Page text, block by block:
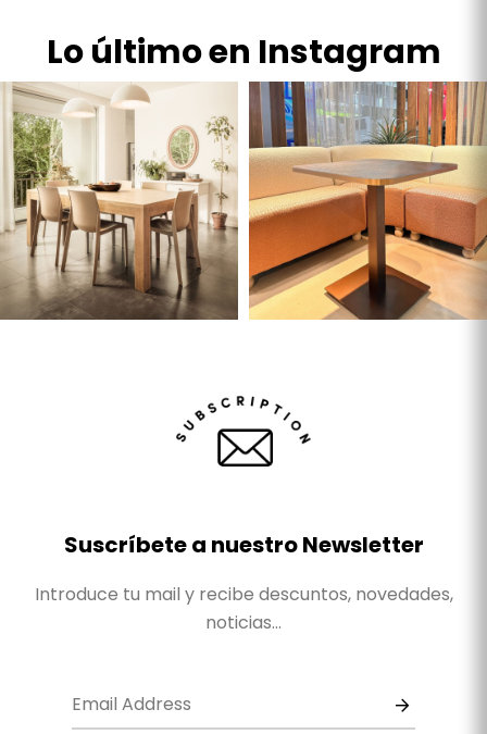
Lo último en Instagram
Suscríbete a nuestro Newsletter
Introduce tu mail y recibe descuntos, novedades,
noticias...